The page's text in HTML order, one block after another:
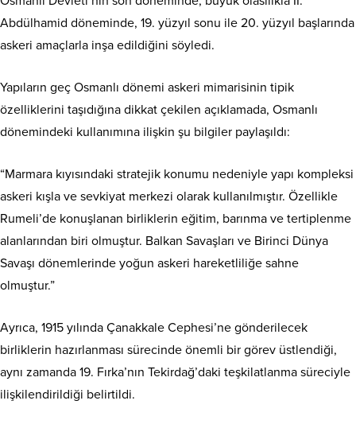
Abdülhamid döneminde, 19. yüzyıl sonu ile 20. yüzyıl başlarında
askeri amaçlarla inşa edildiğini söyledi.
Yapıların geç Osmanlı dönemi askeri mimarisinin tipik
özelliklerini taşıdığına dikkat çekilen açıklamada, Osmanlı
dönemindeki kullanımına ilişkin şu bilgiler paylaşıldı:
“Marmara kıyısındaki stratejik konumu nedeniyle yapı kompleksi
askeri kışla ve sevkiyat merkezi olarak kullanılmıştır. Özellikle
Rumeli’de konuşlanan birliklerin eğitim, barınma ve tertiplenme
alanlarından biri olmuştur. Balkan Savaşları ve Birinci Dünya
Savaşı dönemlerinde yoğun askeri hareketliliğe sahne
olmuştur.”
Ayrıca, 1915 yılında Çanakkale Cephesi’ne gönderilecek
birliklerin hazırlanması sürecinde önemli bir görev üstlendiği,
aynı zamanda 19. Fırka’nın Tekirdağ’daki teşkilatlanma süreciyle
ilişkilendirildiği belirtildi.